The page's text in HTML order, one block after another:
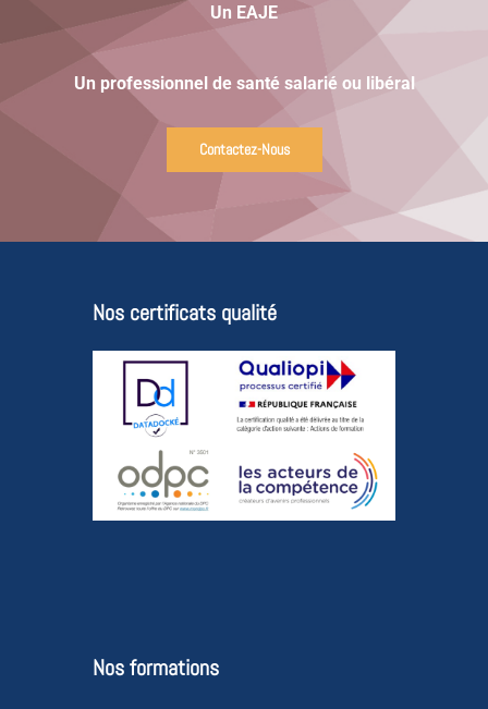
Un EAJE
Un professionnel de santé salarié ou libéral
Contactez-Nous
Nos certificats qualité
Nos formations